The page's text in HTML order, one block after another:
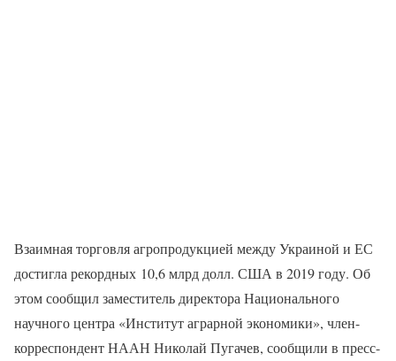
Взаимная торговля агропродукцией между Украиной и ЕС
достигла рекордных 10,6 млрд долл. США в 2019 году. Об
этом сообщил заместитель директора Национального
научного центра «Институт аграрной экономики», член-
корреспондент НААН Николай Пугачев, сообщили в пресс-